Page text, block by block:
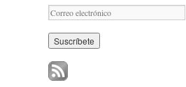
C
o
r
r
e
o